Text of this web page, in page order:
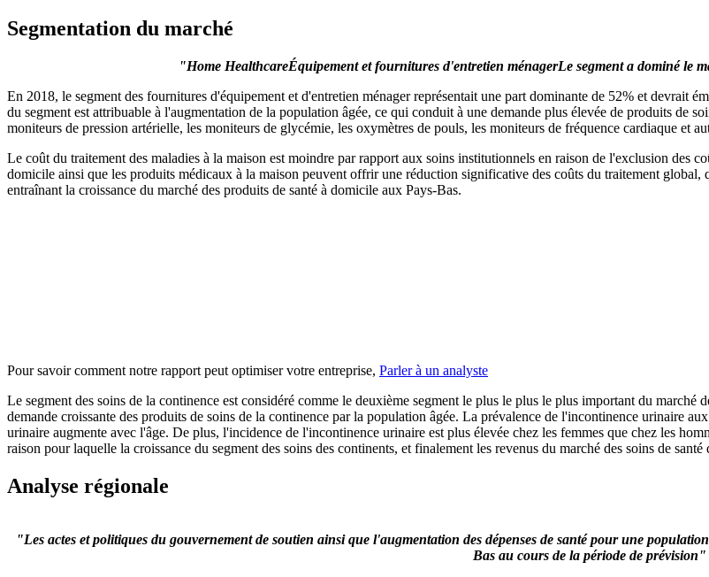
Segmentation du marché
"Home HealthcareÉquipement et fournitures d'entretien ménagerLe segment a dominé le
En 2018, le segment des fournitures d'équipement et d'entretien ménager représentait une part dominante de 52% et devrait
du segment est attribuable à l'augmentation de la population âgée, ce qui conduit à une demande plus élevée de produits de
moniteurs de pression artérielle, les moniteurs de glycémie, les oxymètres de pouls, les moniteurs de fréquence cardiaque et
Le coût du traitement des maladies à la maison est moindre par rapport aux soins institutionnels en raison de l'exclusion des
domicile ainsi que les produits médicaux à la maison peuvent offrir une réduction significative des coûts du traitement
entraînant la croissance du marché des produits de santé à domicile aux Pays-Bas.
Pour savoir comment notre rapport peut optimiser votre entreprise, Parler à un analyste
Le segment des soins de la continence est considéré comme le deuxième segment le plus le plus le plus important du marché
demande croissante des produits de soins de la continence par la population âgée. La prévalence de l'incontinence urinaire
urinaire augmente avec l'âge. De plus, l'incidence de l'incontinence urinaire est plus élevée chez les femmes que chez les
raison pour laquelle la croissance du segment des soins des continents, et finalement les revenus du marché des soins de
Analyse régionale
"Les actes et politiques du gouvernement de soutien ainsi que l'augmentation des dépenses de santé pour une
Bas au cours de la période de prévision"